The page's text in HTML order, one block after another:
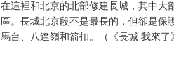
在這裡和北京的北部修建長城，其中大
區。長城北京段不是最長的，但卻是保
馬台、八達嶺和箭扣。（《長城 我來了